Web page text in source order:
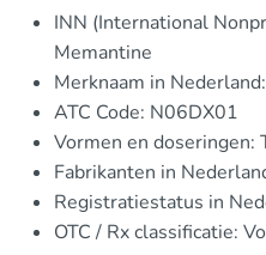
INN (International
Memantine
Merknaam in
ATC Code: N06DX01
Vormen en
Fabrikanten in
Registratiestatus in
OTC / Rx classificatie: